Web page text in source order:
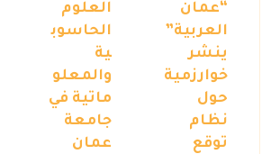
“عمان
العربية”
ينشر
خوارزمية
حول
نظام
توقع
العلوم
الحاسوب
ية
والمعلو
ماتية في
جامعة
عمان